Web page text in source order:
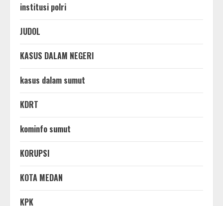
institusi polri
JUDOL
KASUS DALAM NEGERI
kasus dalam sumut
KDRT
kominfo sumut
KORUPSI
KOTA MEDAN
KPK